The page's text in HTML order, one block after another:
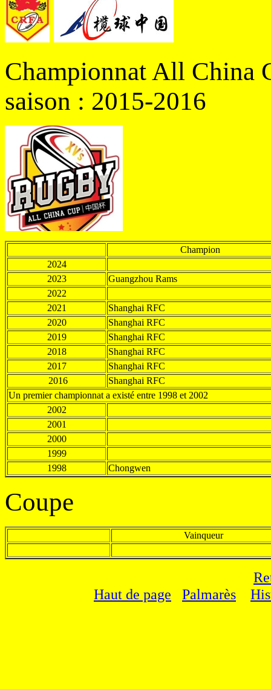
Championnat All China
saison : 2015-2016
Champion
2024
2023
Guangzhou Rams
2022
2021
Shanghai RFC
2020
Shanghai RFC
2019
Shanghai RFC
2018
Shanghai RFC
2017
Shanghai RFC
2016
Shanghai RFC
Un premier championnat a existé entre 1998 et 2002
2002
2001
2000
1999
1998
Chongwen
Coupe
Vainqueur
Haut de page
Palmarès